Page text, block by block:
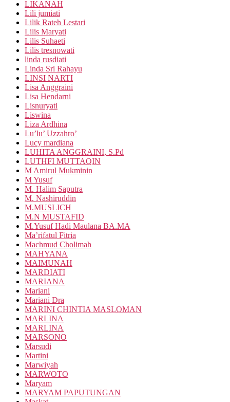
LIKANAH
Lili jumiati
Lilik Rateh Lestari
Lilis Maryati
Lilis Suhaeti
Lilis tresnowati
linda rusdiati
Linda Sri Rahayu
LINSI NARTI
Lisa Anggraini
Lisa Hendarni
Lisnuryati
Liswina
Liza Ardhina
Lu’lu’ Uzzahro’
Lucy mardiana
LUHITA ANGGRAINI, S.Pd
LUTHFI MUTTAQIN
M Amirul Mukminin
M Yusuf
M. Halim Saputra
M. Nashiruddin
M.MUSLICH
M.N MUSTAFID
M.Yusuf Hadi Maulana BA.MA
Ma’rifatul Fitria
Machmud Cholimah
MAHYANA
MAIMUNAH
MARDIATI
MARIANA
Mariani
Mariani Dra
MARINI CHINTIA MASLOMAN
MARLINA
MARLINA
MARSONO
Marsudi
Martini
Marwiyah
MARWOTO
Maryam
MARYAM PAPUTUNGAN